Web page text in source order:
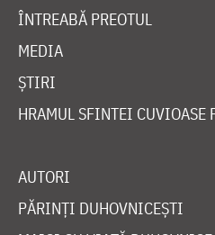
ÎNTREABĂ PREOTUL
MEDIA
ȘTIRI
HRAMUL SFINTEI CUVIOASE
AUTORI
PĂRINȚI DUHOVNICEȘTI